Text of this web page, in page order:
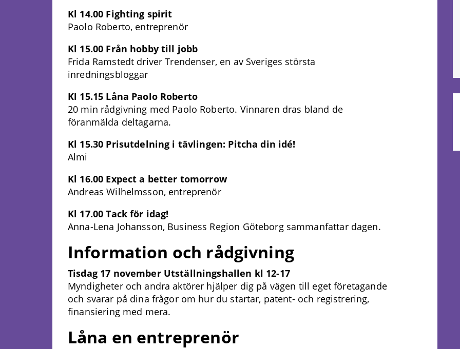
Kl 14.00 Fighting spirit
Paolo Roberto, entreprenör
Kl 15.00 Från hobby till jobb
Frida Ramstedt driver Trendenser, en av Sveriges största
inredningsbloggar
Kl 15.15 Låna Paolo Roberto
20 min rådgivning med Paolo Roberto. Vinnaren dras bland de
föranmälda deltagarna.
Kl 15.30 Prisutdelning i tävlingen: Pitcha din idé!
Almi
Kl 16.00 Expect a better tomorrow
Andreas Wilhelmsson, entreprenör
Kl 17.00 Tack för idag!
Anna-Lena Johansson, Business Region Göteborg sammanfattar dagen.
Information och rådgivning
Tisdag 17 november Utställningshallen kl 12-17
Myndigheter och andra aktörer hjälper dig på vägen till eget företagande
och svarar på dina frågor om hur du startar, patent- och registrering,
finansiering med mera.
Låna en entreprenör